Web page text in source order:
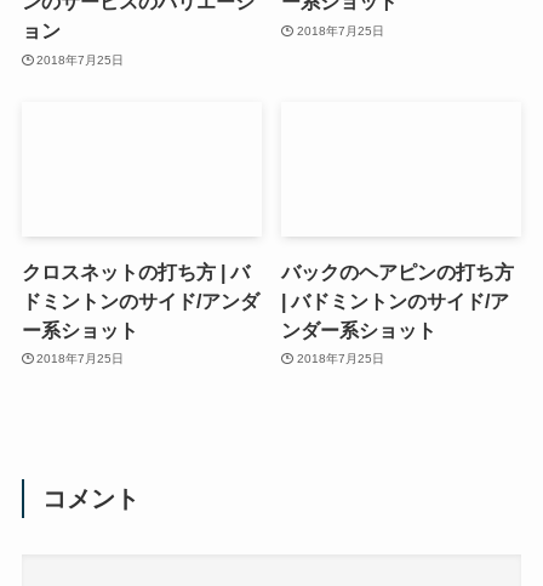
ョン
2018年7月25日
2018年7月25日
クロスネットの打ち方 | バ
ドミントンのサイド/アンダ
ー系ショット
2018年7月25日
バックのヘアピンの打ち方
| バドミントンのサイド/ア
ンダー系ショット
2018年7月25日
コメント